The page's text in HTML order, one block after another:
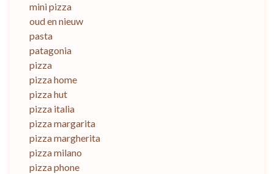
mini pizza
oud en nieuw
pasta
patagonia
pizza
pizza home
pizza hut
pizza italia
pizza margarita
pizza margherita
pizza milano
pizza phone